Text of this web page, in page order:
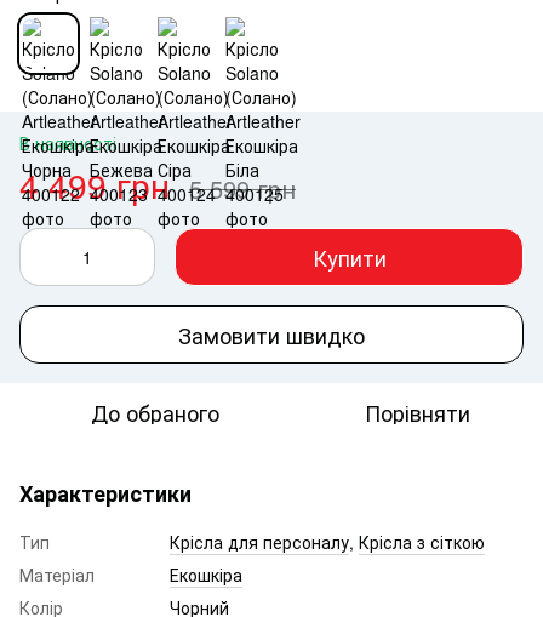
В наявності
4 499 грн 5 599 грн
Купити
Замовити швидко
До обраного Порівняти
Характеристики
Тип Крісла для персоналу, Крісла з сіткою
Матеріал
Екошкіра
Колір
Чорний